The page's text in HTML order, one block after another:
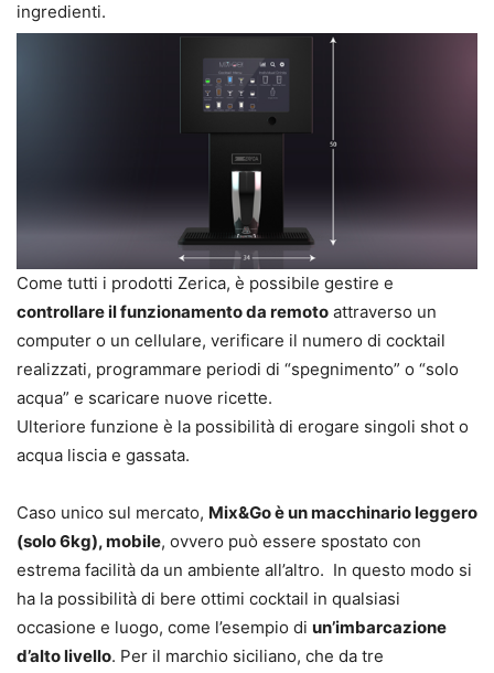
ingredienti.
Come tutti i prodotti Zerica, è possibile gestire e
controllare il funzionamento da remoto attraverso un
computer o un cellulare, verificare il numero di cocktail
realizzati, programmare periodi di “spegnimento” o “solo
acqua” e scaricare nuove ricette.
Ulteriore funzione è la possibilità di erogare singoli shot o
acqua liscia e gassata.
Caso unico sul mercato, Mix&Go è un macchinario leggero
(solo 6kg), mobile, ovvero può essere spostato con
estrema facilità da un ambiente all’altro. In questo modo si
ha la possibilità di bere ottimi cocktail in qualsiasi
occasione e luogo, come l’esempio di un’imbarcazione
d’alto livello. Per il marchio siciliano, che da tre